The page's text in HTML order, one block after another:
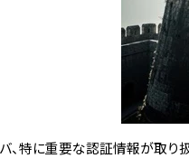
、特に重要な認証情報が取り